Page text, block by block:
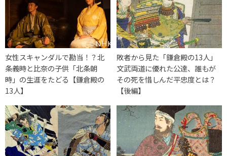
女性スキャンダルで勘当！？北
条義時と比奈の子供「北条朝
時」の生涯をたどる【鎌倉殿の
13人】
敗者から見た「鎌倉殿の13人」
文武両道に優れた公達、誰もが
その死を惜しんだ平忠度とは？
【後編】